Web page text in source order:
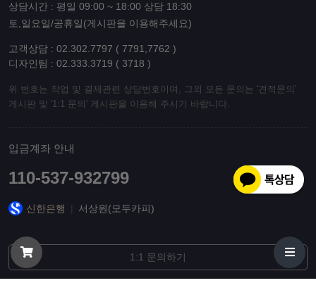
상담시간 : 평일 09:00 ~ 18:00 상담 18:30
토,일요일/공휴일(게시판을 이용해주세요)
고객상담 : 02.302.7797 ( 7791,7762 )
디자인팀 : 02.333.3719 ( 3718 )
위 번호는 작업 및 결제관련 상담번호이며, 그외 모든 문의는 '견적문의'
게시판 및 '1:1 문의' 게시판을 이용해 주시기 바랍니다.
입금계좌 안내
110-537-932799
신한은행 서상원(모두카피)
1:1 문의하기